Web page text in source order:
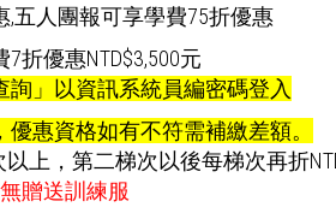
,五人團報可享學費75折優惠
折優惠NTD$3,500元
」以資訊系統員編密碼登入
惠資格如有不符需補繳差額。
上，第二梯次以後每梯次再折
無贈送訓練服